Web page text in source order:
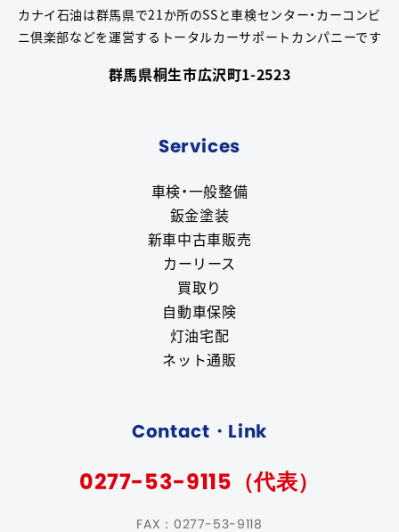
カナイ石油は群馬県で21か所のSSと車検センター・カーコンビ
ニ倶楽部などを運営するトータルカーサポートカンパニーです
群馬県桐生市広沢町1-2523
Services
車検・一般整備
鈑金塗装
新車中古車販売
カーリース
買取り
自動車保険
灯油宅配
ネット通販
Contact・Link
0277-53-9115（代表）
FAX：0277-53-9118